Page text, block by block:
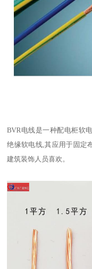
BVR电线是一种配电柜软
绝缘软电线,其应用于固定
建筑装饰人员喜欢。